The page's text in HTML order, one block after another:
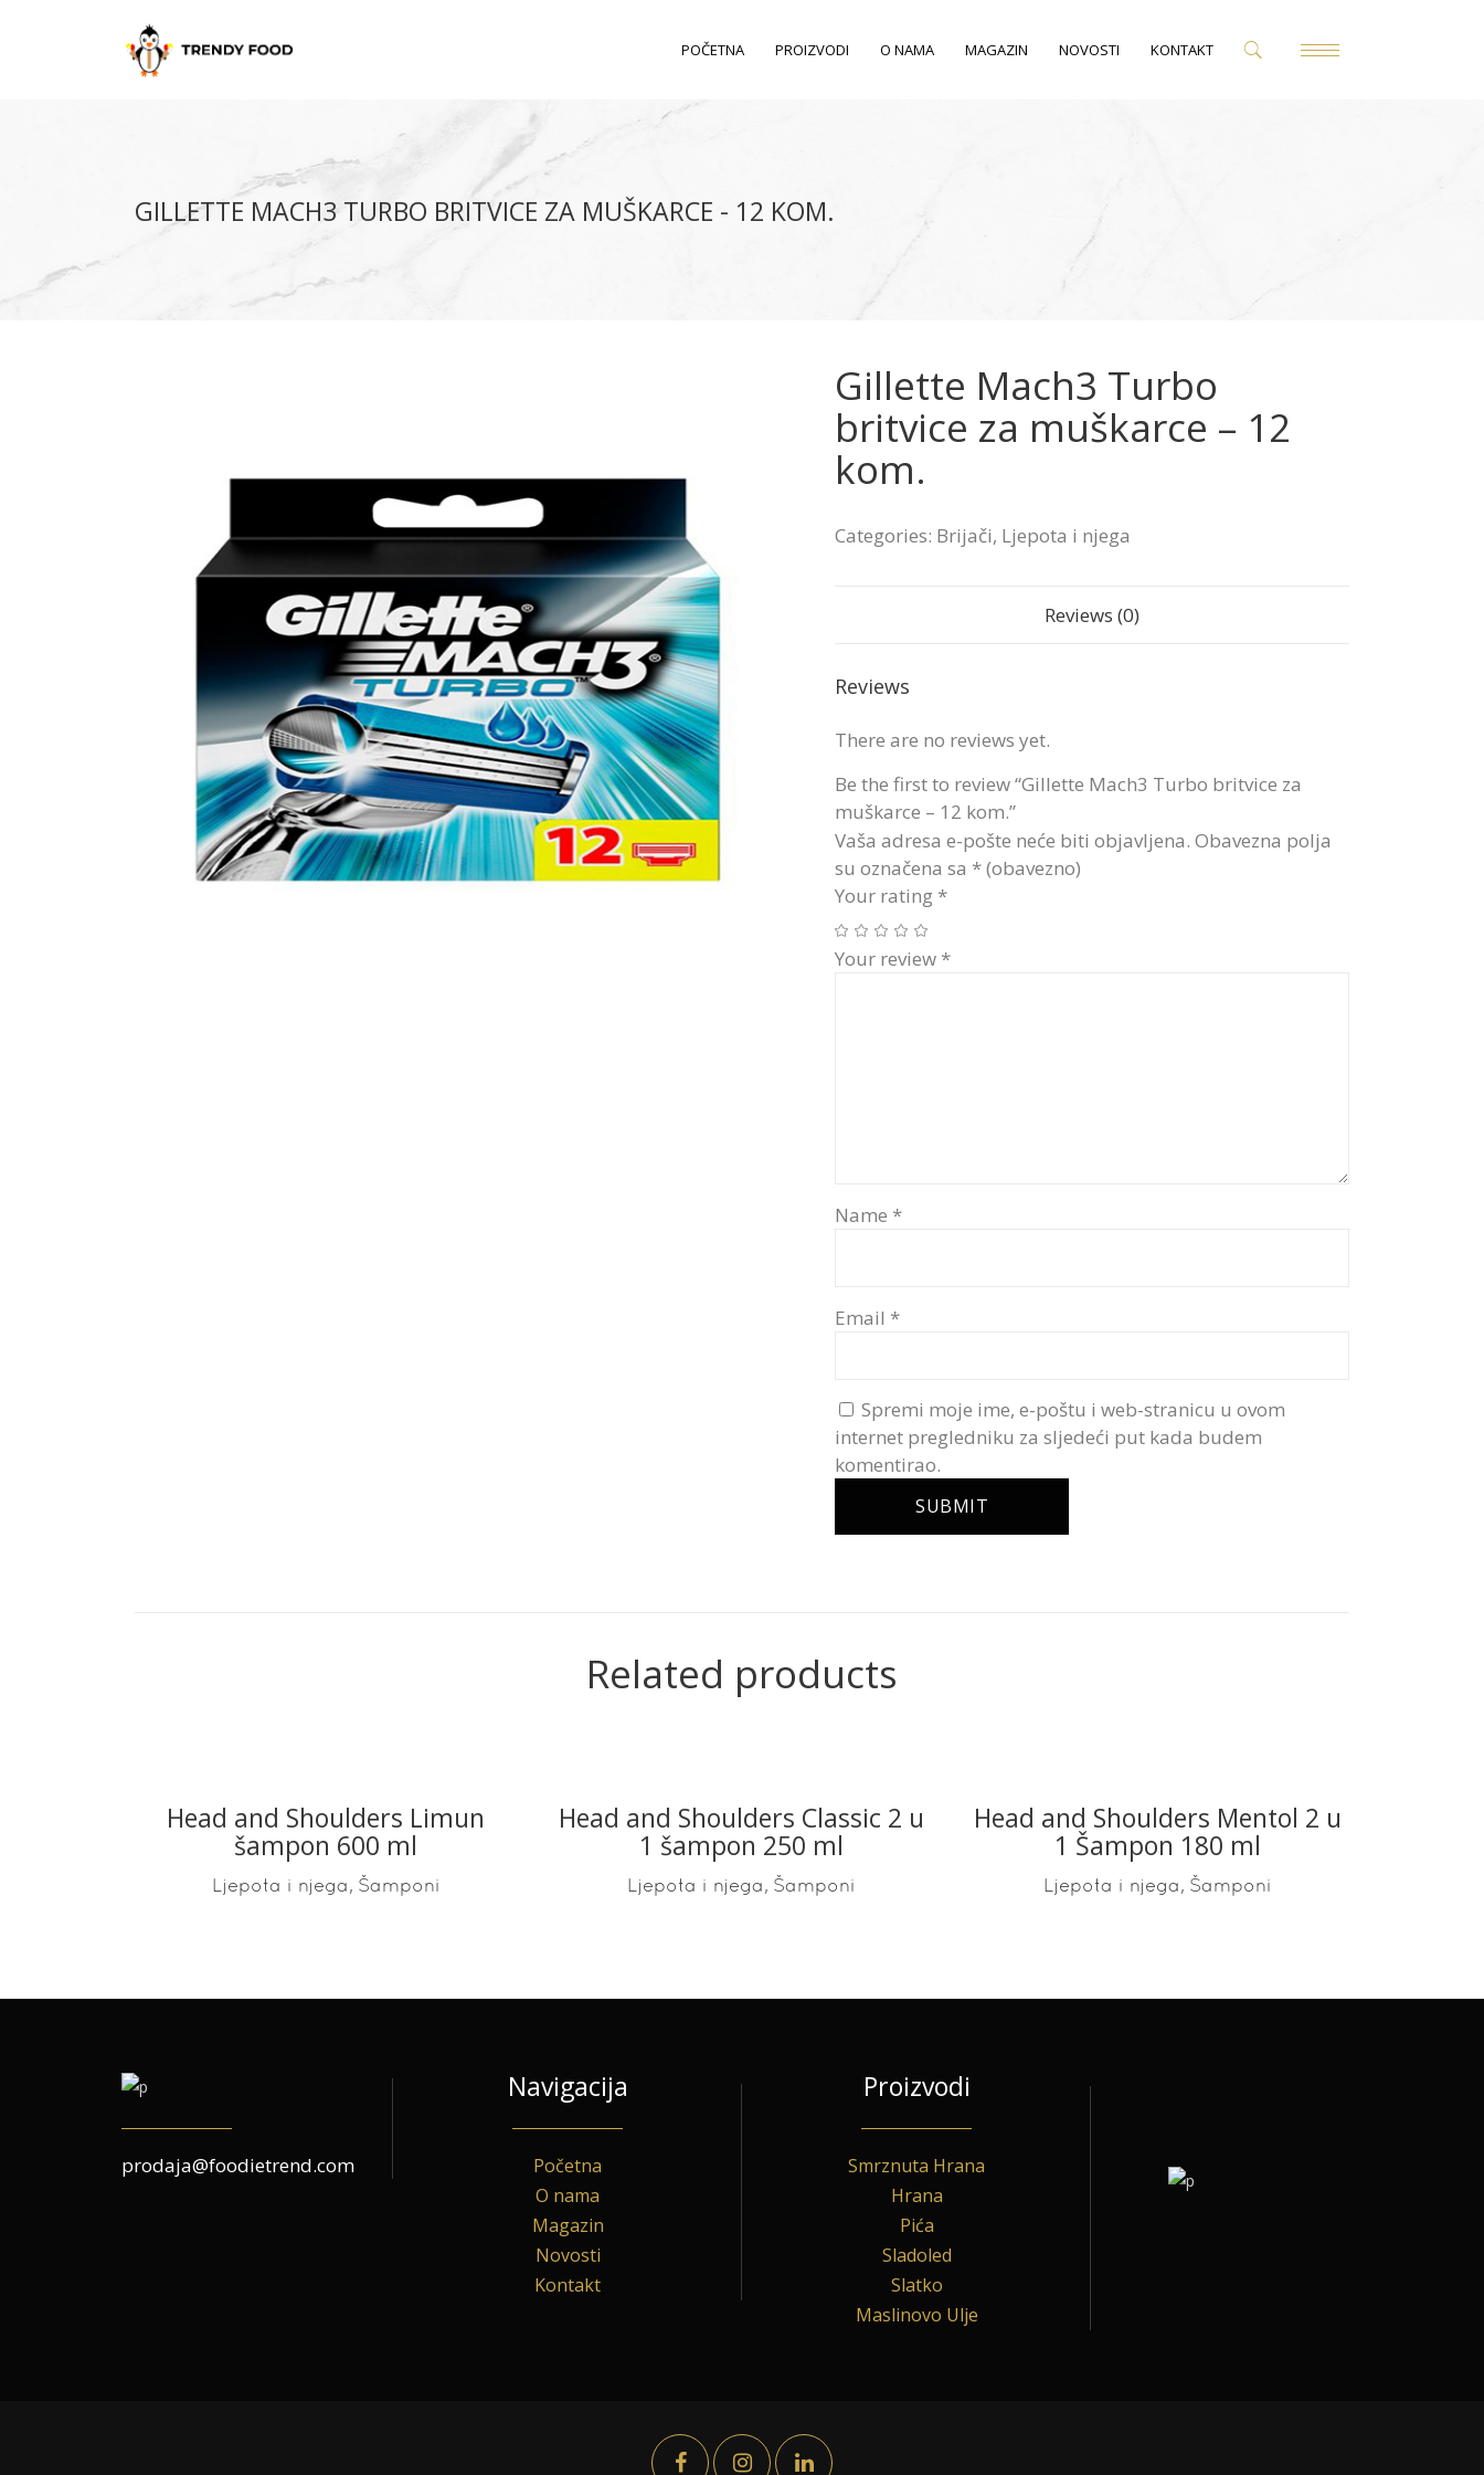
POČETNA PROIZVODI O NAMA MAGAZIN NOVOSTI KONTAKT
GILLETTE MACH3 TURBO BRITVICE ZA MUŠKARCE - 12 KOM.
Gillette Mach3 Turbo
britvice za muškarce – 12
kom.
Categories: Brijači, Ljepota i njega
Reviews (0)
Reviews
There are no reviews yet.
Be the first to review “Gillette Mach3 Turbo britvice za
muškarce – 12 kom.”
Vaša adresa e-pošte neće biti objavljena. Obavezna polja
su označena sa * (obavezno)
Your rating *
Your review *
Name *
Email *
Spremi moje ime, e-poštu i web-stranicu u ovom
internet pregledniku za sljedeći put kada budem
komentirao.
Related products
READ MORE
Head and Shoulders Limun
šampon 600 ml
Ljepota i njega, Šamponi
READ MORE
Head and Shoulders Classic 2 u
1 šampon 250 ml
Ljepota i njega, Šamponi
READ MORE
Head and Shoulders Mentol 2 u
1 Šampon 180 ml
Ljepota i njega, Šamponi
prodaja@foodietrend.com
Navigacija
Početna
O nama
Magazin
Novosti
Kontakt
Proizvodi
Smrznuta Hrana
Hrana
Pića
Sladoled
Slatko
Maslinovo Ulje